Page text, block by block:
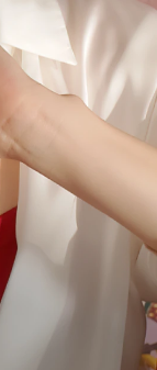
计送达日期 8/11/26
送达日期 8/10/26
送达日期 8/10/26
送达日期 8/13/26
送达日期
送达日期